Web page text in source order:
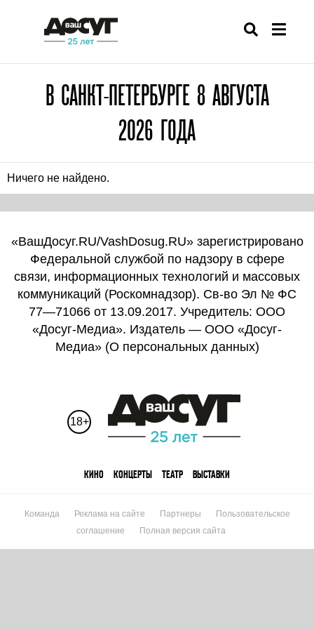
В САНКТ-ПЕТЕРБУРГЕ 8 АВГУСТА
2026 ГОДА
Ничего не найдено.
«ВашДосуг.RU/VashDosug.RU» зарегистрировано
Федеральной службой по надзору в сфере
связи, информационных технологий и массовых
коммуникаций (Роскомнадзор). Св-во Эл № ФС
77—71066 от 13.09.2017. Учредитель: ООО
«Досуг-Медиа». Издатель — ООО «Досуг-
Медиа» (О персональных данных)
18+
КИНО КОНЦЕРТЫ ТЕАТР ВЫСТАВКИ
Команда Реклама на сайте Партнеры
Пользовательское
соглашение
Полная версия сайта